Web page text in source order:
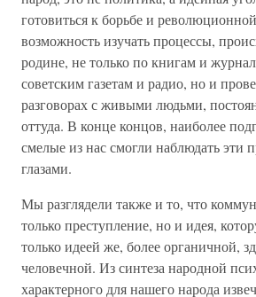
готовиться к борьбе и
возможность изучать процессы,
родине, не только по книгам и
советским газетам и радио, но и
разговорах с живыми людьми,
оттуда. В конце концов, наиболее
смелые из нас смогли наблюдать эти
глазами.
Мы разглядели также и то, что
только преступление, но и идея,
только идеей же, более органичной,
человечной. Из синтеза народной
характерного для нашего народа